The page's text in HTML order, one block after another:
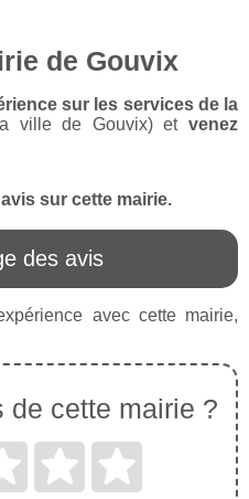
de Gouvix
sur les services de la
ville de Gouvix) etvenez
sur cette mairie.
des avis
avec cette mairie,
de cette mairie ?